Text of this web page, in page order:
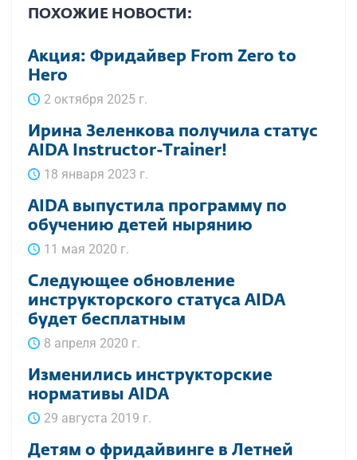
ПОХОЖИЕ НОВОСТИ:
Акция: Фридайвер From Zero to
Hero
2 октября 2025 г.
Ирина Зеленкова получила статус
AIDA Instructor-Trainer!
18 января 2023 г.
AIDA выпустила программу по
обучению детей нырянию
11 мая 2020 г.
Следующее обновление
инструкторского статуса AIDA
будет бесплатным
8 апреля 2020 г.
Изменились инструкторские
нормативы AIDA
29 августа 2019 г.
Детям о фридайвинге в Летней